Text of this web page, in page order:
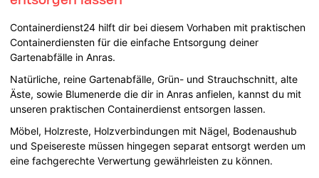
Containerdienst24 hilft dir bei diesem Vorhaben mit praktischen
Containerdiensten für die einfache Entsorgung deiner
Gartenabfälle in Anras.
Natürliche, reine Gartenabfälle, Grün- und Strauchschnitt, alte
Äste, sowie Blumenerde die dir in Anras anfielen, kannst du mit
unseren praktischen Containerdienst entsorgen lassen.
Möbel, Holzreste, Holzverbindungen mit Nägel, Bodenaushub
und Speisereste müssen hingegen separat entsorgt werden um
eine fachgerechte Verwertung gewährleisten zu können.